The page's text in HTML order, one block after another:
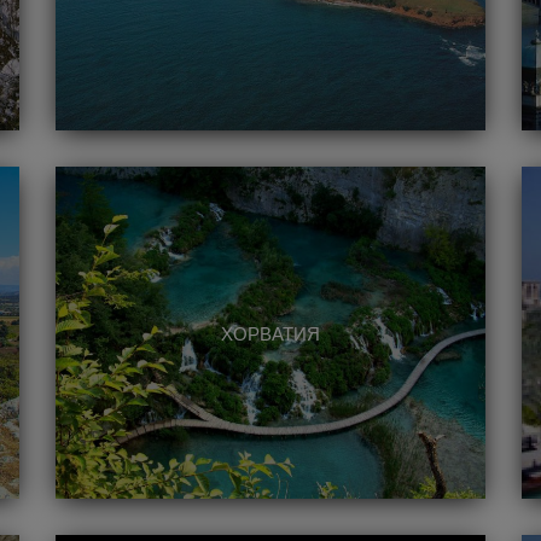
ХОРВАТИЯ